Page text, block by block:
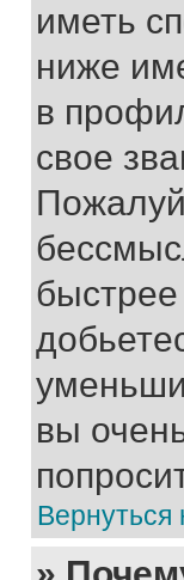
иметь
ниже
в
свое
вы
Вернуться